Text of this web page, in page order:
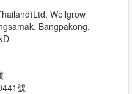
Wellgrow
Bangpakong,
號